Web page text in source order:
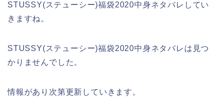
STUSSY(ステューシー)福袋2020中身ネタバレしてい
きますね。
STUSSY(ステューシー)福袋2020中身ネタバレは見つ
かりませんでした。
情報があり次第更新していきます。